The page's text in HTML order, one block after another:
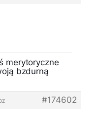
merytoryczne
bzdurną
#174602